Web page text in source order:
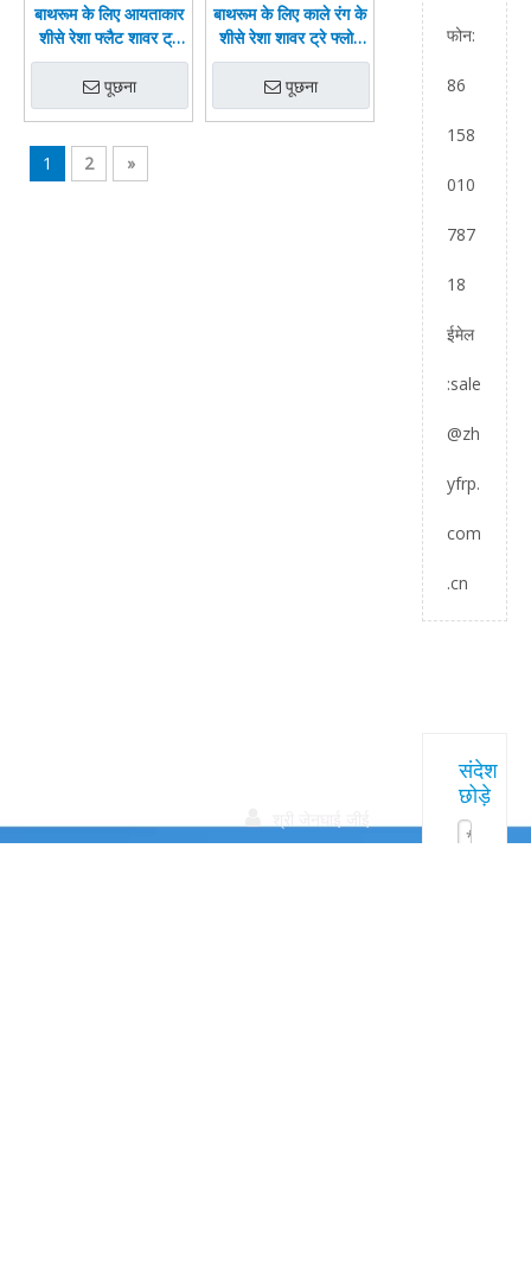
बाथरूम के लिए आयताकार
शीसे रेशा फ्लैट शावर ट्रे
एफआरपी शावर बेस
पूछना
बाथरूम के लिए काले रंग के
शीसे रेशा शावर ट्रे फ्लोर
शावर बेस
पूछना
1 2 »
फोन:
86
158
010
787
18
ईमेल
:sale
@zh
yfrp.
com
.cn
संदेश
छोड़े